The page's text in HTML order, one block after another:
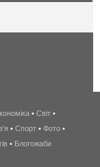
• Світ •
• Спорт • Фото •
• Блогожаби